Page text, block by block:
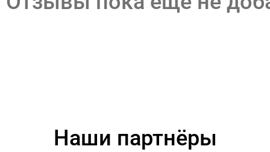
Наши партнёры